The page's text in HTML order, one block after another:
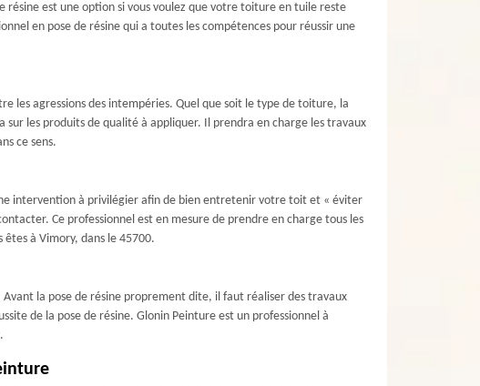
résine est une option si vous voulez que votre toiture en tuile reste
en pose de résine qui a toutes les compétences pour réussir une
les agressions des intempéries. Quel que soit le type de toiture, la
sur les produits de qualité à appliquer. Il prendra en charge les travaux
ce sens.
intervention à privilégier afin de bien entretenir votre toit et « éviter
Ce professionnel est en mesure de prendre en charge tous les
à Vimory, dans le 45700.
la pose de résine proprement dite, il faut réaliser des travaux
de la pose de résine. Glonin Peinture est un professionnel à